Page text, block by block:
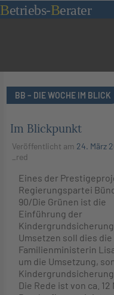
Zum
Inhalt
Betriebs-Berater
BB – DIE WOCHE IM BLICK
Im Blickpunkt
Veröffentlicht am 24. März
_red
Eines der
Regierungspartei
90/Die Grünen ist die
Einführung der
Kindergrundsicherung.
Umsetzen soll dies die
Familienministerin
um die Umsetzung,
Die Rede ist von ca. 12